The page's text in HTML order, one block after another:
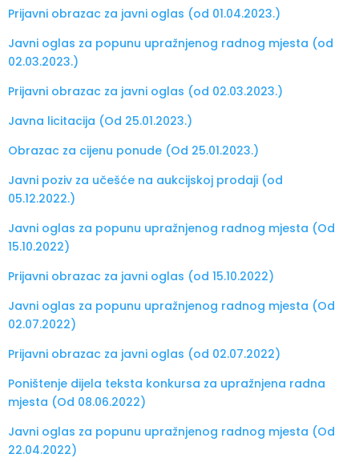
Prijavni obrazac za javni oglas (od 01.04.2023.)
Javni oglas za popunu upražnjenog radnog mjesta (od
02.03.2023.)
Prijavni obrazac za javni oglas (od 02.03.2023.)
Javna licitacija (Od 25.01.2023.)
Obrazac za cijenu ponude (Od 25.01.2023.)
Javni poziv za učešće na aukcijskoj prodaji (od
05.12.2022.)
Javni oglas za popunu upražnjenog radnog mjesta (Od
15.10.2022)
Prijavni obrazac za javni oglas (od 15.10.2022)
Javni oglas za popunu upražnjenog radnog mjesta (Od
02.07.2022)
Prijavni obrazac za javni oglas (od 02.07.2022)
Poništenje dijela teksta konkursa za upražnjena radna
mjesta (Od 08.06.2022)
Javni oglas za popunu upražnjenog radnog mjesta (Od
22.04.2022)